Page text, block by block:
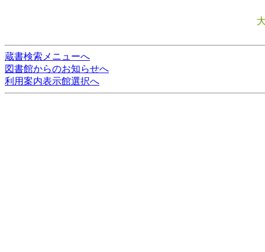
蔵書検索メニューへ
図書館からのお知らせへ
利用案内表示館選択へ